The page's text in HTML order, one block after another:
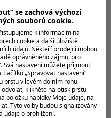
se zachová výchozí
souborů cookie.
k informacím na
cookie a další úložiště
údajů. Někteří prodejci mohou
oprávněného zájmu, pro
Svá nastavení můžete přijmout,
„Spravovat nastavení“
prstu v levém dolním rohu
klikněte na otisk prstu
položku nabídky Moje údaje, na
Tyto volby budou signalizovány
údaje o prohlížení.